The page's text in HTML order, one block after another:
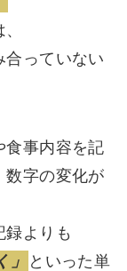
合っていない
食事内容を記
数字の変化が
録よりも
」
といった単